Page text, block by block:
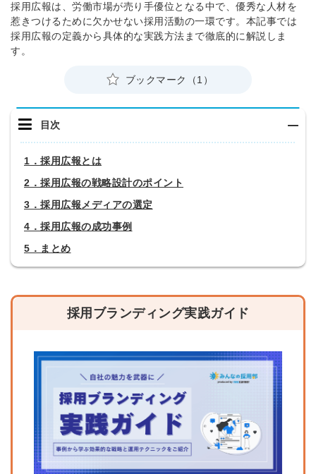
採用広報は、労働市場が売り手優位となる中で、優秀な人材を
惹きつけるために欠かせない採用活動の一環です。本記事では
採用広報の定義から具体的な実践方法まで徹底的に解説しま
す。
ブックマーク（1）
目次
1．採用広報とは
2．採用広報の戦略設計のポイント
3．採用広報メディアの選定
4．採用広報の成功事例
5．まとめ
採用ブランディング実践ガイド